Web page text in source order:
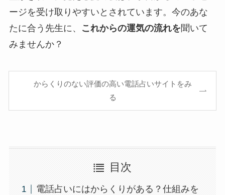
ージを受け取りやすいとされています。今のあな
たに合う先生に、
これからの運気の流れを聞いて
みませんか？
からくりのない評価の高い電話占いサイトをみ
る
目次
電話占いにはからくりがある？仕組みを